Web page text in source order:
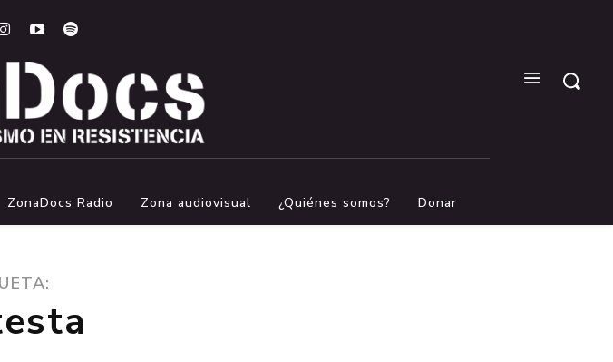
ZonaDocs Radio Zona audiovisual ¿Quiénes somos? Donar